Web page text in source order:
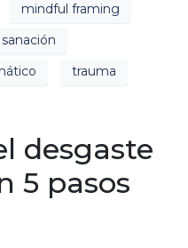
mindful framing
sanación
trauma
desgaste
5 pasos